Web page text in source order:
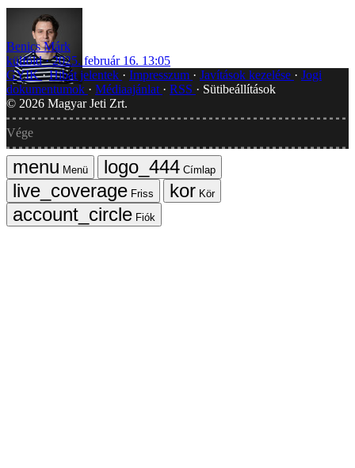
Benics Márk
külföld
2025. február 16. 13:05
GYIK Hibát jelentek Impresszum Javítások kezelése
Jogi
dokumentumok
Médiaajánlat RSS
Sütibeállítások
© 2026 Magyar Jeti Zrt.
Vége
Menü
Címlap
Friss
Kör
Fiók